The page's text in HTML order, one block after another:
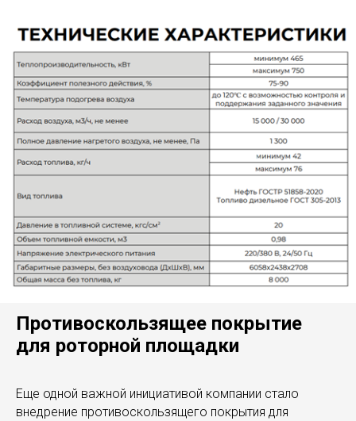
Противоскользящее покрытие
для роторной площадки
Еще одной важной инициативой компании стало
внедрение противоскользящего покрытия для